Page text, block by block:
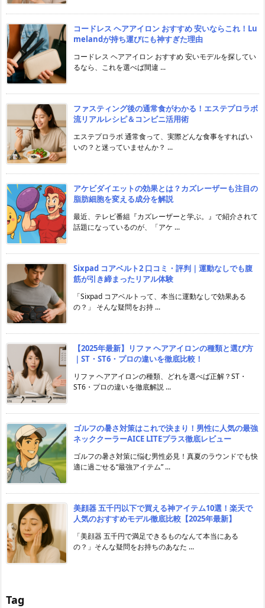
コードレス ヘアアイロン おすすめ 安いならこれ！Lu
melandが持ち運びにも神すぎた理由
コードレス ヘアアイロン おすすめ 安いモデルを探してい
るなら、これを選べば間違 ...
ファスティング後の通常食がわかる！エステプロラボ
流リアルレシピ＆コンビニ活用術
エステプロラボ 通常食って、実際どんな食事をすればい
いの？と迷っていませんか？ ...
アケビダイエットの効果とは？カズレーザーも注目の
脂肪細胞を変える成分を解説
最近、テレビ番組『カズレーザーと学ぶ。』で紹介されて
話題になっているのが、「アケ ...
Sixpad コアベルト2 口コミ・評判｜運動なしでも腹
筋が引き締まったリアル体験
「Sixpad コアベルトって、本当に運動なしで効果ある
の？」 そんな疑問をお持 ...
【2025年最新】リファ ヘアアイロンの種類と選び方
｜ST・ST6・プロの違いを徹底比較！
リファ ヘアアイロンの種類、どれを選べば正解？ST・
ST6・プロの違いを徹底解説 ...
ゴルフの暑さ対策はこれで決まり！男性に人気の最強
ネッククーラーAICE LITEプラス徹底レビュー
ゴルフの暑さ対策に悩む男性必見！真夏のラウンドでも快
適に過ごせる“最強アイテム” ...
美顔器 五千円以下で買える神アイテム10選！楽天で
人気のおすすめモデル徹底比較【2025年最新】
「美顔器 五千円で満足できるものなんて本当にある
の？」そんな疑問をお持ちのあなた ...
Tag